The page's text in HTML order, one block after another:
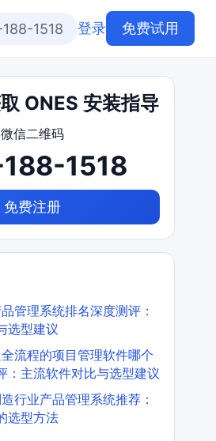
1518 登录 免费试用
ONES 安装指导
1518
免费注册
管理系统排名深度测评：
选型建议
流程的项目管理软件哪个
：主流软件对比与选型建议
行业产品管理系统推荐：
选型方法